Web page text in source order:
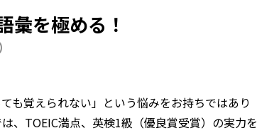
彙を極める！
ても覚えられない」という悩みをお持ちではあり
、TOEIC満点、英検1級（優良賞受賞）の実力を